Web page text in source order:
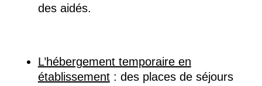
des aidés.
L’hébergement temporaire en
établissement: des places de séjours